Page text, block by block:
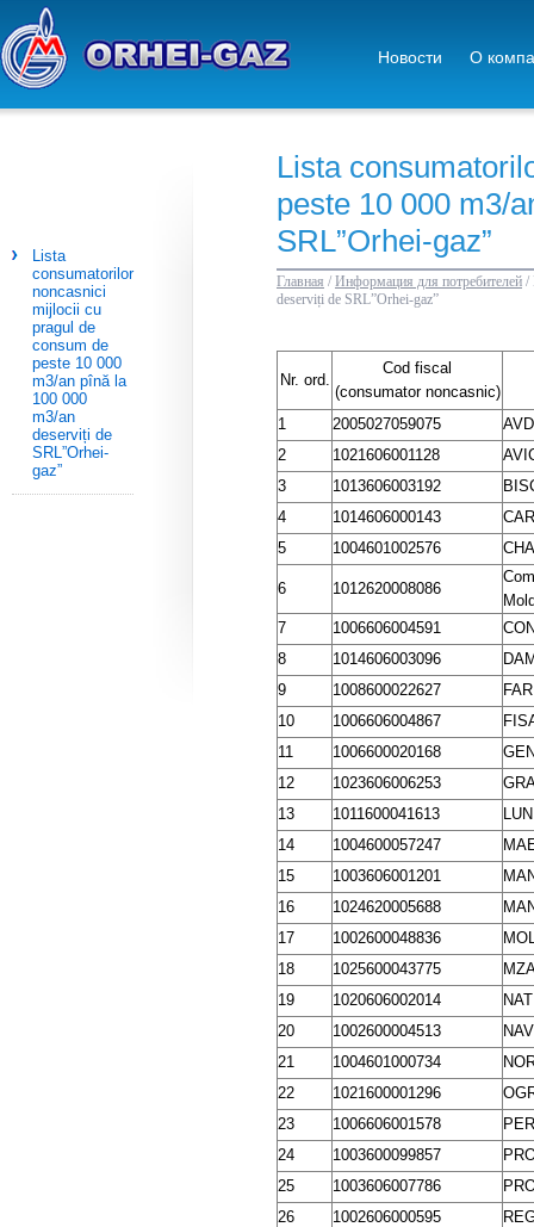
Новости О
Lista
consumatorilor
noncasnici
mijlocii cu
pragul de
consum de
peste 10 000
m3/an pînă la
100 000
m3/an
deserviți de
SRL”Orhei-
gaz”
Lista
peste 10 000 m3/
SRL”Orhei-gaz”
Главная / Информация для потребителей /
deserviți de SRL”Orhei-gaz”
Nr. ord.
Cod fiscal
(consumator noncasnic)
1
2005027059075
2
1021606001128
3
1013606003192
4
1014606000143
5
1004601002576
6 1012620008086
7
1006606004591
8
1014606003096
9
1008600022627
10
1006606004867
11
1006600020168
12
1023606006253
13
1011600041613
14
1004600057247
15
1003606001201
16
1024620005688
17
1002600048836
18
1025600043775
19
1020606002014
20
1002600004513
21
1004601000734
22
1021600001296
23
1006606001578
24
1003600099857
25
1003606007786
26
1002606000595